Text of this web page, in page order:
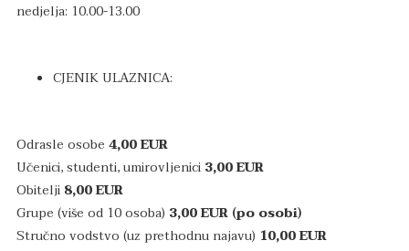
nedjelja: 10.00-13.00
CJENIK ULAZNICA:
Odrasle osobe 4,00 EUR
Učenici, studenti, umirovljenici 3,00 EUR
Obitelji 8,00 EUR
Grupe (više od 10 osoba) 3,00 EUR (po osobi)
Stručno vodstvo (uz prethodnu najavu) 10,00 EUR